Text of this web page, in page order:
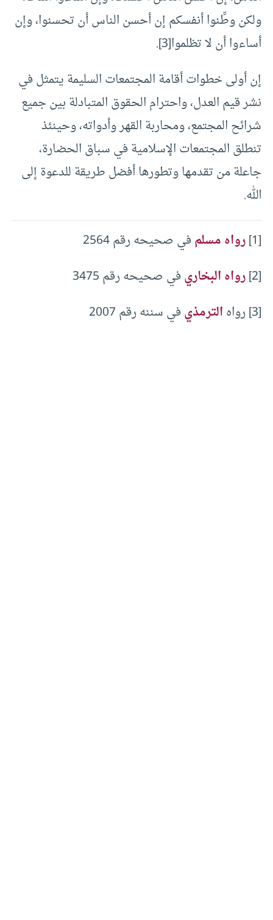
ولكن وطِّنوا أنفسكم إن أحسن الناس أن تحسنوا، وإن
أساءوا أن لا تظلموا[3].
إن أولى خطوات أقامة المجتمعات السليمة يتمثل في
نشر قيم العدل، واحترام الحقوق المتبادلة بين جميع
شرائح المجتمع، ومحاربة القهر وأدواته، وحينئذ
تنطلق المجتمعات الإسلامية في سباق الحضارة،
جاعلة من تقدمها وتطورها أفضل طريقة للدعوة إلى
الله.
[1] رواه مسلمفي صحيحه رقم 2564
[2] رواه البخاريفي صحيحه رقم 3475
[3] رواه
الترمذيفي سننه رقم 2007